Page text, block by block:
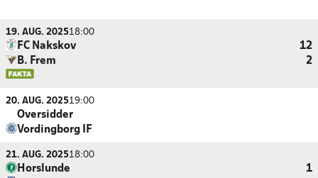
19. AUG. 202518:00
FC Nakskov
12
B. Frem
2
20. AUG. 202519:00
Oversidder
Vordingborg IF
21. AUG. 202518:00
Horslunde
1